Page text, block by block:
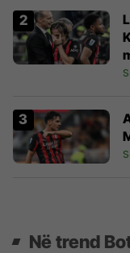
Në trend